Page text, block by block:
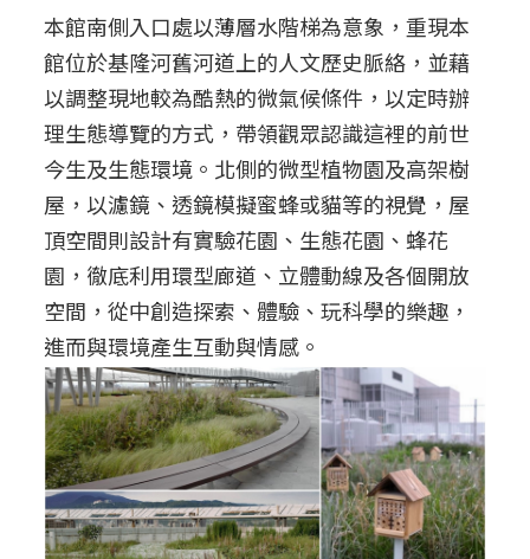
本館南側入口處以薄層水階梯為意象，重現本
館位於基隆河舊河道上的人文歷史脈絡，並藉
以調整現地較為酷熱的微氣候條件，以定時辦
理生態導覽的方式，帶領觀眾認識這裡的前世
今生及生態環境。北側的微型植物園及高架樹
屋，以濾鏡、透鏡模擬蜜蜂或貓等的視覺，屋
頂空間則設計有實驗花園、生態花園、蜂花
園，徹底利用環型廊道、立體動線及各個開放
空間，從中創造探索、體驗、玩科學的樂趣，
進而與環境產生互動與情感。